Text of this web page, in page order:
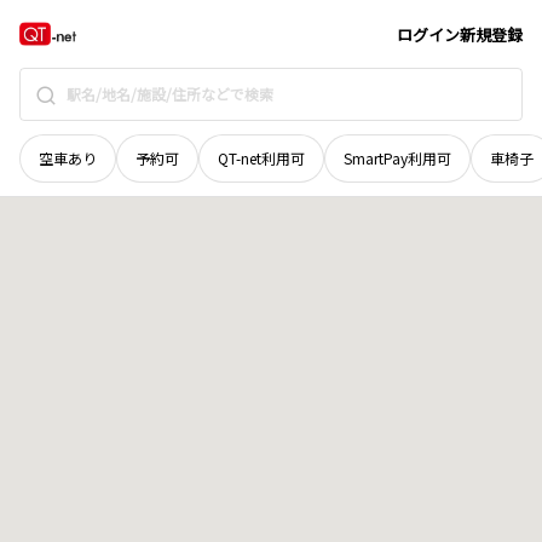
ログイン新規登録
空車あり 予約可 QT-net利用可 SmartPay利用可 車椅子
鳥取県